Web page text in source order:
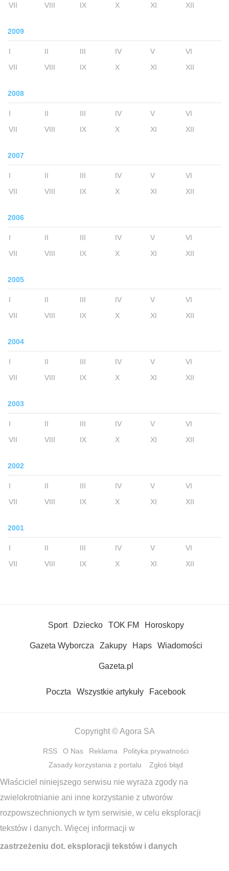
VII
VIII IX X XI XII
2009
I II III IV V
VI
VII
VIII IX X XI XII
2008
I II III IV V
VI
VII
VIII IX X XI XII
2007
I II III IV V
VI
VII
VIII IX X XI XII
2006
I II III IV V
VI
VII
VIII IX X XI XII
2005
I II III IV V
VI
VII
VIII IX X XI XII
2004
I II III IV V
VI
VII
VIII IX X XI XII
2003
I II III IV V
VI
VII
VIII IX X XI XII
2002
I II III IV V
VI
VII
VIII IX X XI XII
2001
I II III IV V
VI
VII
VIII IX X XI XII
Sport Dziecko TOK FM Horoskopy
Gazeta Wyborcza Zakupy Haps Wiadomości
Gazeta.pl
Poczta Wszystkie artykuły Facebook
Copyright © Agora SA
RSS O Nas Reklama
Polityka prywatności
Zasady korzystania z portalu
Zgłoś błąd
Właściciel niniejszego serwisu nie wyraża zgody na
zwielokrotnianie ani inne korzystanie z utworów
rozpowszechnionych w tym serwisie, w celu eksploracji
tekstów i danych. Więcej informacji w
zastrzeżeniu dot. eksploracji tekstów i danych